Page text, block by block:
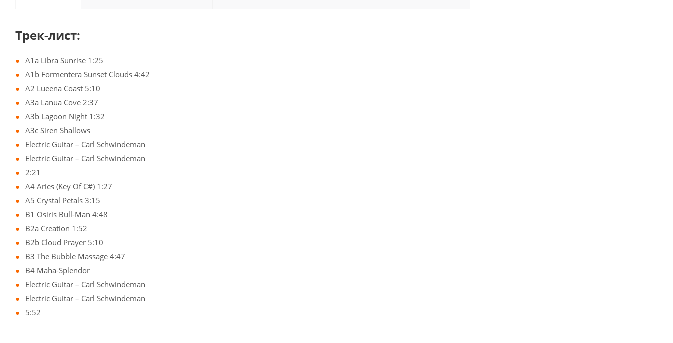
Трек-лист:
A1a Libra Sunrise 1:25
A1b Formentera Sunset Clouds 4:42
A2 Lueena Coast 5:10
A3a Lanua Cove 2:37
A3b Lagoon Night 1:32
A3c Siren Shallows
Electric Guitar – Carl Schwindeman
Electric Guitar – Carl Schwindeman
2:21
A4 Aries (Key Of C#) 1:27
A5 Crystal Petals 3:15
B1 Osiris Bull-Man 4:48
B2a Creation 1:52
B2b Cloud Prayer 5:10
B3 The Bubble Massage 4:47
B4 Maha-Splendor
Electric Guitar – Carl Schwindeman
Electric Guitar – Carl Schwindeman
5:52